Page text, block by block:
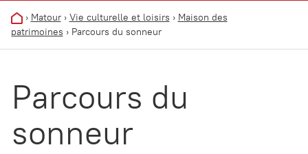
› Matour› Vie culturelle et loisirs › Maison des
patrimoines › Parcours du sonneur
Parcours du
sonneur